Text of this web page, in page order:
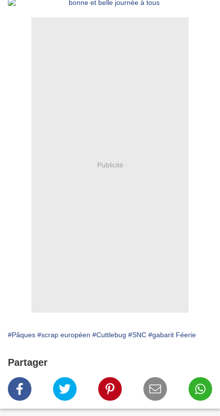
Publicité
#Pâques #scrap européen #Cuttlebug #SNC #gabarit Féerie
Partager